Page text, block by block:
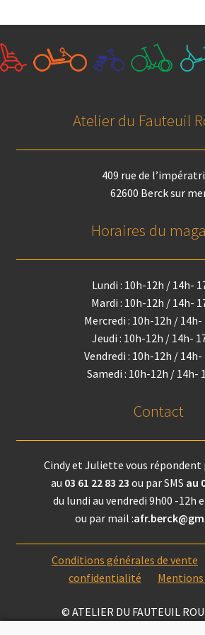
Atelier du Fauteuil
409 rue de
62600 Berck sur
Horaires du
Lundi : 10h-12h / 14h-
Mardi : 10h-12h / 14h-
Mercredi : 10h-12h / 14h-
Jeudi : 10h-12h / 14h-
Vendredi : 10h-12h / 14h-
Samedi : 10h-12h / 14h-
Contact
Cindy et Juliette vous
au 03 61 22 83 23 ou par SMS au
du lundi au vendredi 9h00 -12h
ou par mail :
Conditions générales de vente
confidentialité
© ATELIER DU FAUTEUIL